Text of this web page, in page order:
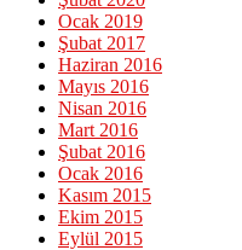
Ocak 2019
Şubat 2017
Haziran 2016
Mayıs 2016
Nisan 2016
Mart 2016
Şubat 2016
Ocak 2016
Kasım 2015
Ekim 2015
Eylül 2015